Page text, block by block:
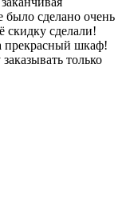
сделано очень
скидку сделали!
прекрасный шкаф!
только